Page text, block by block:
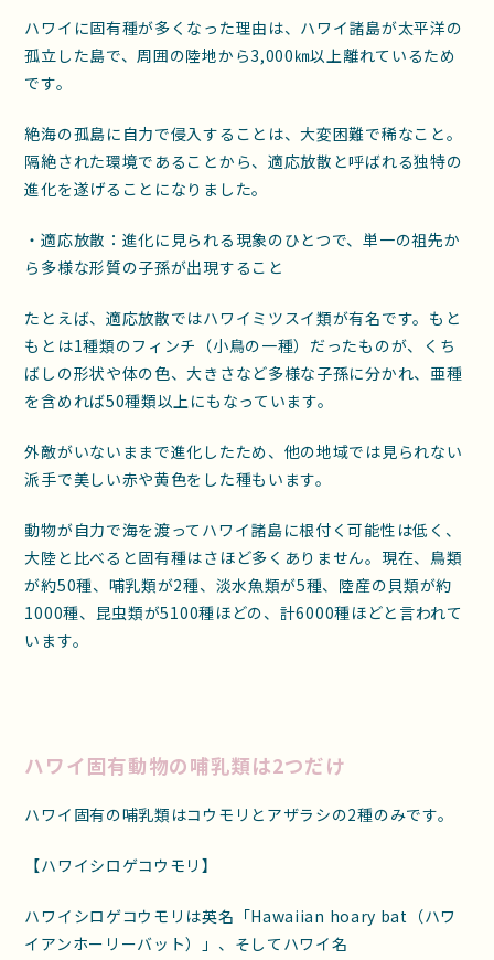
ハワイに固有種が多くなった理由は、ハワイ諸島が太平洋の
孤立した島で、周囲の陸地から3,000㎞以上離れているため
です。
絶海の孤島に自力で侵入することは、大変困難で稀なこと。
隔絶された環境であることから、適応放散と呼ばれる独特の
進化を遂げることになりました。
・適応放散：進化に見られる現象のひとつで、単一の祖先か
ら多様な形質の子孫が出現すること
たとえば、適応放散ではハワイミツスイ類が有名です。もと
もとは1種類のフィンチ（小鳥の一種）だったものが、くち
ばしの形状や体の色、大きさなど多様な子孫に分かれ、亜種
を含めれば50種類以上にもなっています。
外敵がいないままで進化したため、他の地域では見られない
派手で美しい赤や黄色をした種もいます。
動物が自力で海を渡ってハワイ諸島に根付く可能性は低く、
大陸と比べると固有種はさほど多くありません。現在、鳥類
が約50種、哺乳類が2種、淡水魚類が5種、陸産の貝類が約
1000種、昆虫類が5100種ほどの、計6000種ほどと言われて
います。
ハワイ固有動物の哺乳類は2つだけ
ハワイ固有の哺乳類はコウモリとアザラシの2種のみです。
【ハワイシロゲコウモリ】
ハワイシロゲコウモリは英名「Hawaiian hoary bat（ハワ
イアンホーリーバット）」、そしてハワイ名